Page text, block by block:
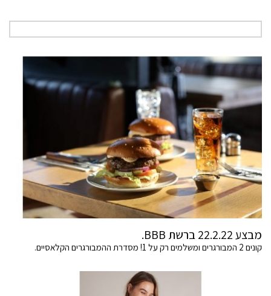
מבצע 22.2.22 ברשת BBB.
קונים 2 המבורגרים ומשלמים רק על 1! מסדרת ההמבורגרים הקלאסיים.